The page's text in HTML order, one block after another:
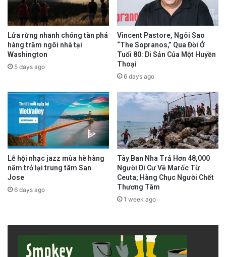
Lửa rừng nhanh chóng tàn phá
hàng trăm ngôi nhà tại
Washington
5 days ago
Vincent Pastore, Ngôi Sao
“The Sopranos,” Qua Đời Ở
Tuổi 80: Di Sản Của Một Huyền
Thoại
6 days ago
Lễ hội nhạc jazz mùa hè hàng
năm trở lại trung tâm San
Jose
6 days ago
Tây Ban Nha Trả Hơn 48,000
Người Di Cư Về Marốc Từ
Ceuta; Hàng Chục Người Chết
Thương Tâm
1 week ago